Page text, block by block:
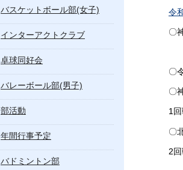
バスケットボール部(女子)
インターアクトクラブ
卓球同好会
バレーボール部(男子)
部活動
年間行事予定
バドミントン部
令
〇
〇
〇
1回
〇
2回